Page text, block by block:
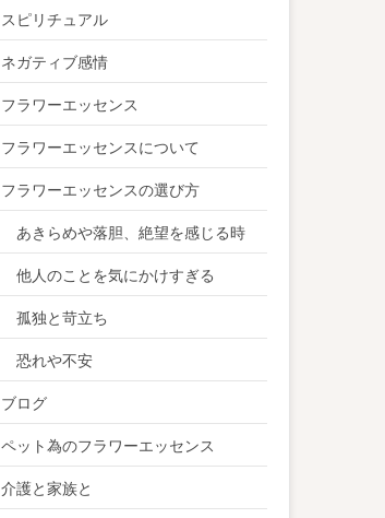
スピリチュアル
ネガティブ感情
フラワーエッセンス
フラワーエッセンスについて
フラワーエッセンスの選び方
あきらめや落胆、絶望を感じる時
他人のことを気にかけすぎる
孤独と苛立ち
恐れや不安
ブログ
ペット為のフラワーエッセンス
介護と家族と